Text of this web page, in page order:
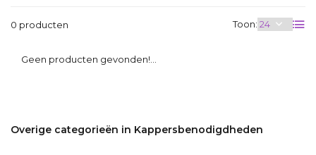
0 producten Toon:
Geen producten gevonden!...
Overige categorieën in Kappersbenodigdheden